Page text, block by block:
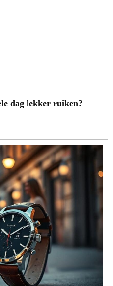
dag lekker ruiken?